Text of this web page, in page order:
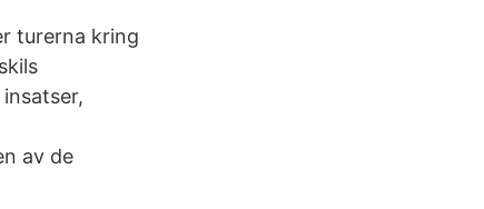
turerna kring
av de